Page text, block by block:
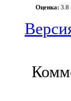
Оценка: 3.8